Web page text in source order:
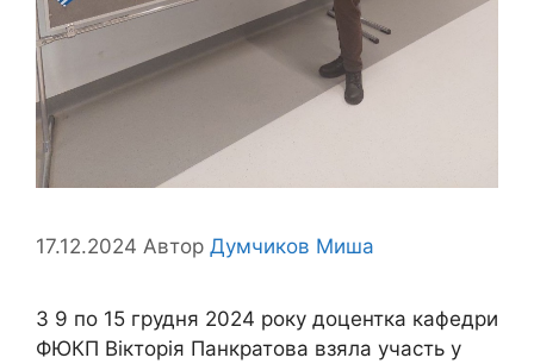
17.12.2024 Автор Думчиков Миша
З 9 по 15 грудня 2024 року доцентка кафедри
ФЮКП Вікторія Панкратова взяла участь у